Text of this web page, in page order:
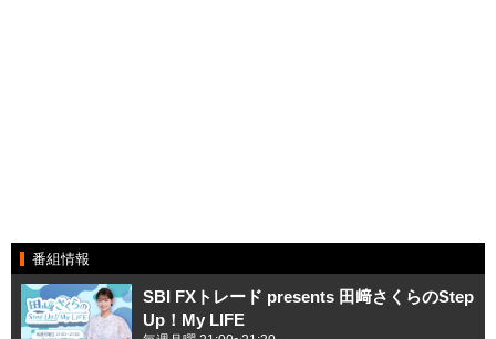
番組情報
SBI FXトレード presents 田﨑さくらのStep
Up！My LIFE